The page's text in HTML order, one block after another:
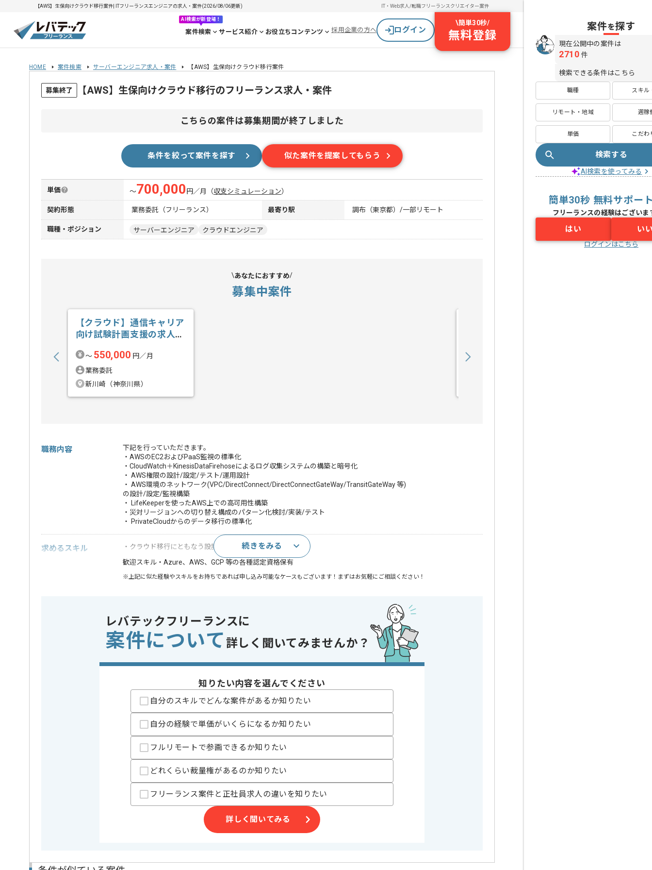
【AWS】生保向けクラウド移行案件| ITフリーランスエンジニアの求人・案件(2026/08/06更新) IT・Web求人/転職フリーランスクリエイター案件
AI検索が新登場！
案件検索 サービス紹介 お役立ちコンテンツ 採用企業の方へ ログイン
\簡単30秒/
無料登録
HOME 案件検索 サーバーエンジニア求人・案件 【AWS】生保向けクラウド移行案件
募集終了 【AWS】生保向けクラウド移行のフリーランス求人・案件
こちらの案件は募集期間が終了しました
条件を絞って案件を探す 似た案件を提案してもらう
単価 〜700,000 円／月 （収支シミュレーション）
契約形態 業務委託（フリーランス） 最寄り駅 調布（東京都）/一部リモート
職種・ポジション サーバーエンジニア クラウドエンジニア
あなたにおすすめ
募集中案件
【クラウド】通信キャリア
向け試験計画支援の求人・
〜 550,000 円／月
業務委託
新川崎（神奈川県）
職務内容
下記を行っていただきます。
・AWSのEC2およびPaaS監視の標準化
・CloudWatch＋KinesisDataFirehoseによるログ収集システムの構築と暗号化
・ AWS権限の設計/設定/テスト/運用設計
・ AWS環境のネットワーク(VPC/DirectConnect/DirectConnectGateWay/TransitGateWay 等)
の設計/設定/監視構築
・ LifeKeeperを使ったAWS上での高可用性構築
・災対リージョンへの切り替え構成のパターン化検討/実装/テスト
・ PrivateCloudからのデータ移行の標準化
求めるスキル
・クラウド移行にともなう設計～運用経験
歓迎スキル ・Azure、AWS、GCP 等の各種認定資格保有
※上記に似た経験やスキルをお持ちであれば申し込み可能なケースもございます！まずはお気軽にご相談ください！
この案件のポイント 特徴
大手生保向けクラウド移行に携わっていただきます。
クラウド移行にともなう、設計～運用経験がある方にマッチします。
基本的には一部リモート作業を見込んでおります。
続きをみる
レバテックフリーランスに
案件について 詳しく聞いてみませんか？
知りたい内容を選んでください
自分のスキルでどんな案件があるか知りたい
自分の経験で単価がいくらになるか知りたい
フルリモートで参画できるか知りたい
どれくらい裁量権があるのか知りたい
フリーランス案件と正社員求人の違いを知りたい
詳しく聞いてみる
案件を探す
現在公開中の案件は
2710 件
検索できる条件はこちら
職種 スキル
リモート・地域 週稼
単価 こだわ
検索する
AI検索を使ってみる
簡単30秒 無料サポー
フリーランスの経験はございま
はい い
ログインはこちら